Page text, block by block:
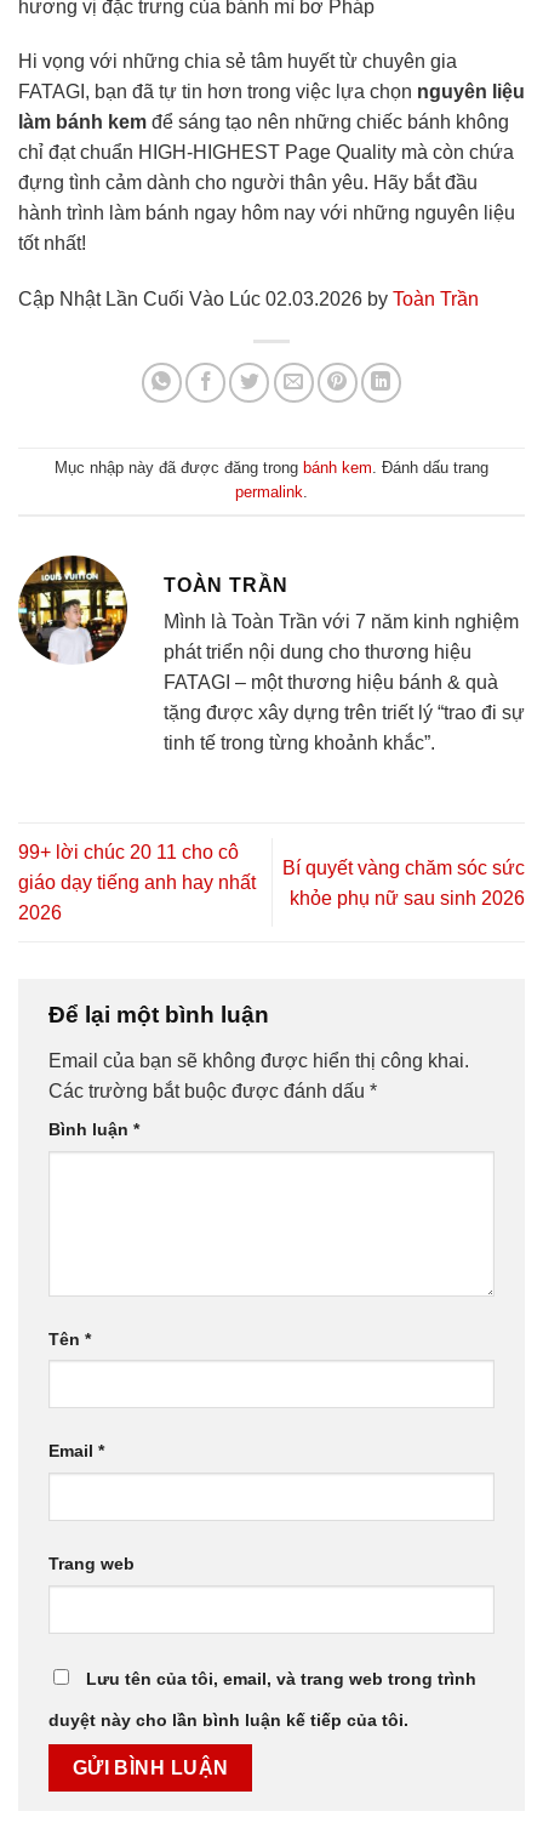
hương vị đặc trưng của bánh mì bơ Pháp
Hi vọng với những chia sẻ tâm huyết từ chuyên gia
FATAGI, bạn đã tự tin hơn trong việc lựa chọn nguyên liệu
làm bánh kem để sáng tạo nên những chiếc bánh không
chỉ đạt chuẩn HIGH-HIGHEST Page Quality mà còn chứa
đựng tình cảm dành cho người thân yêu. Hãy bắt đầu
hành trình làm bánh ngay hôm nay với những nguyên liệu
tốt nhất!
Cập Nhật Lần Cuối Vào Lúc 02.03.2026 by Toàn Trần
Mục nhập này đã được đăng trong bánh kem. Đánh dấu trang
permalink.
TOÀN TRẦN
Mình là Toàn Trần với 7 năm kinh nghiệm
phát triển nội dung cho thương hiệu
FATAGI – một thương hiệu bánh & quà
tặng được xây dựng trên triết lý “trao đi sự
tinh tế trong từng khoảnh khắc”.
99+ lời chúc 20 11 cho cô
giáo dạy tiếng anh hay nhất
2026
Bí quyết vàng chăm sóc sức
khỏe phụ nữ sau sinh 2026
Để lại một bình luận
Email của bạn sẽ không được hiển thị công khai.
Các trường bắt buộc được đánh dấu *
Bình luận *
Tên *
Email *
Trang web
Lưu tên của tôi, email, và trang web trong trình
duyệt này cho lần bình luận kế tiếp của tôi.